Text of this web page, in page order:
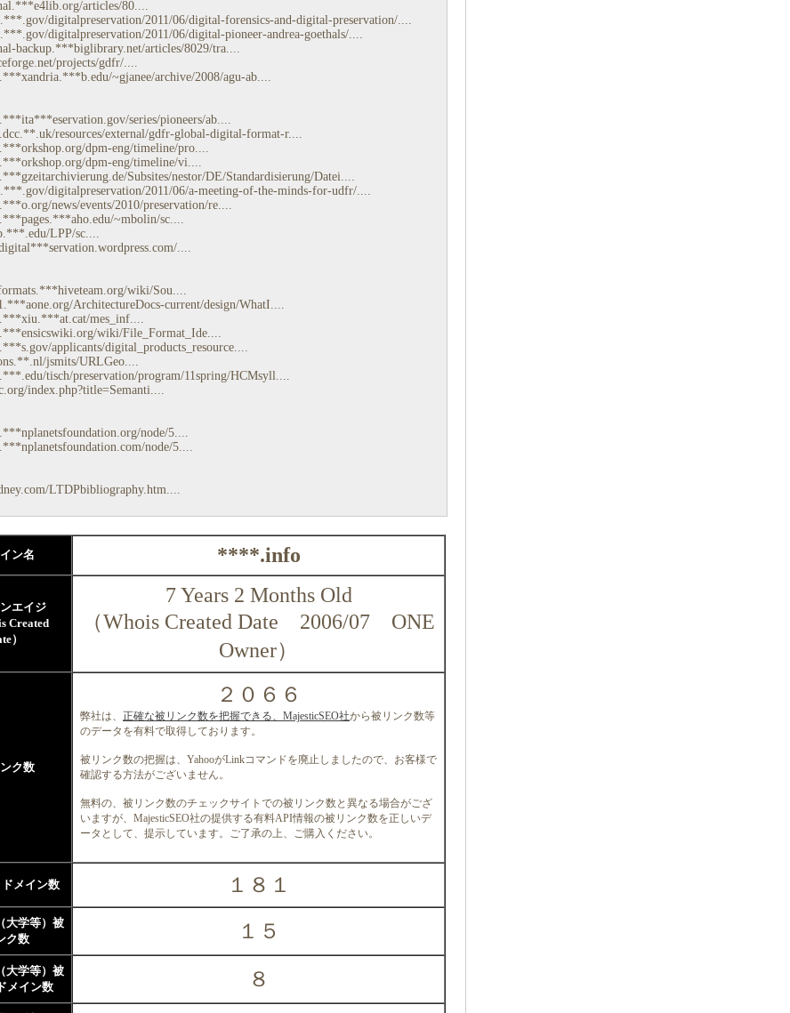
articles/80....
digitalpreservation/2011/06/digital-forensics-and-digital-preservation/....
digitalpreservation/2011/06/digital-pioneer-andrea-goethals/....
backup.***biglibrary.net/articles/8029/tra....
projects/gdfr/....
~gjanee/archive/2008/agu-ab....
series/pioneers/ab....
resources/external/gdfr-global-digital-format-r....
dpm-eng/timeline/pro....
dpm-eng/timeline/vi....
Subsites/nestor/DE/Standardisierung/Datei....
digitalpreservation/2011/06/a-meeting-of-the-minds-for-udfr/....
news/events/2010/preservation/re....
~mbolin/sc....
LPP/sc....
....
wiki/Sou....
ArchitectureDocs-current/design/WhatI....
mes_inf....
wiki/File_Format_Ide....
applicants/digital_products_resource....
jsmits/URLGeo....
tisch/preservation/program/11spring/HCMsyll....
index.php?title=Semanti....
node/5....
node/5....
LTDPbibliography.htm....
イン名 ****.info
エイジ
Created
）
7 Years 2 Months Old
（Whois Created Date 2006/07 ONE
Owner）
ク数
２０６６
弊社は、 正確な被リンク数を把握できる、MajesticSEO社から被リンク数等
のデータを有料で取得しております。
被リンク数の把握は、YahooがLinkコマンドを廃止しましたので、お客様で
確認する方法がございません。
無料の、被リンク数のチェックサイトでの被リンク数と異なる場合がござ
いますが、MajesticSEO社の提供する有料API情報の被リンク数を正しいデ
ータとして、提示しています。ご了承の上、ご購入ください。
メイン数 １８１
大学等）被
ク数
１５
大学等）被
メイン数
８